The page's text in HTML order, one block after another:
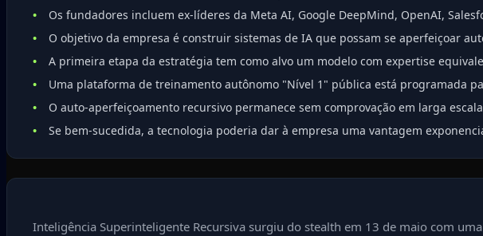
Os fundadores incluem ex-líderes da Meta AI, Google DeepMind, OpenAI,
O objetivo da empresa é construir sistemas de IA que possam se aperfeiçoar
A primeira etapa da estratégia tem como alvo um modelo com expertise
Uma plataforma de treinamento autônomo "Nível 1" pública está programada
O auto-aperfeiçoamento recursivo permanece sem comprovação em larga
Se bem-sucedida, a tecnologia poderia dar à empresa uma vantagem
Inteligência Superinteligente Recursiva surgiu do stealth em 13 de maio com